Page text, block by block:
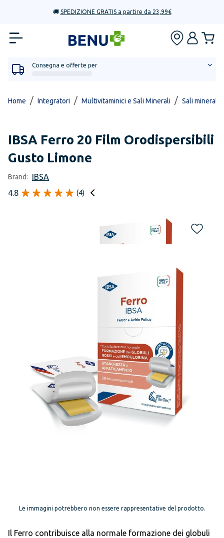
🚚 SPEDIZIONE GRATIS a partire da 23,99€
Consegna e offerte per
Home / Integratori / Multivitaminici e Sali Minerali / Sali minerali
IBSA Ferro 20 Film Orodispersibili
Gusto Limone
Brand:
IBSA
4.8
(4)
Le immagini potrebbero non essere rappresentative del prodotto.
Il Ferro contribuisce alla normale formazione dei globuli